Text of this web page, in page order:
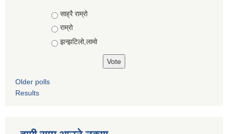
Choices
साह्रै राम्रो
राम्रो
झन्झटिलो,लामो
Older polls
Results